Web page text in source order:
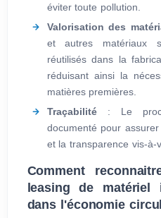
éviter toute pollution.
Valorisation des
et autres matériaux
réutilisés dans la
réduisant ainsi la
matières premières.
Traçabilité: Le
documenté pour
et la transparence vis-à-
Comment
leasing de matériel
dans l'économie